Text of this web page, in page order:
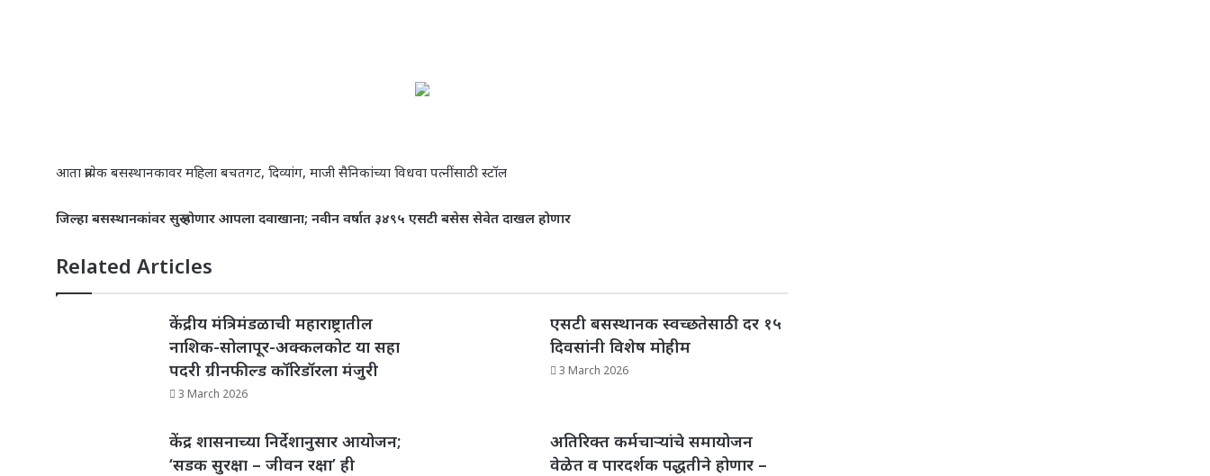
आता प्रत्येक बसस्थानकावर महिला बचतगट, दिव्यांग, माजी सैनिकांच्या विधवा पत्नींसाठी स्टॉल
जिल्हा बसस्थानकांवर सुरू होणार आपला दवाखाना; नवीन वर्षात ३४९५ एसटी बसेस सेवेत दाखल होणार
Related Articles
केंद्रीय मंत्रिमंडळाची महाराष्ट्रातील
नाशिक-सोलापूर-अक्कलकोट या सहा
पदरी ग्रीनफील्ड कॉरिडॉरला मंजुरी
3 March 2026
एसटी बसस्थानक स्वच्छतेसाठी दर १५
दिवसांनी विशेष मोहीम
3 March 2026
केंद्र शासनाच्या निर्देशानुसार आयोजन;
‘सडक सुरक्षा – जीवन रक्षा’ ही
अतिरिक्त कर्मचाऱ्यांचे समायोजन
वेळेत व पारदर्शक पद्धतीने होणार –